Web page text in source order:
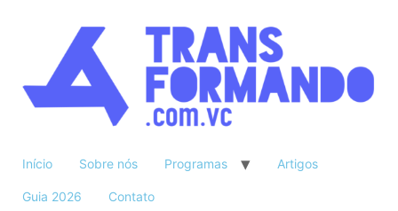
Início Sobre nós Programas Artigos
Guia 2026 Contato